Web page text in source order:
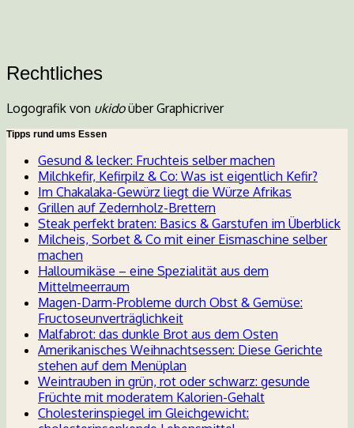
Rechtliches
Logografik von ukidoüber Graphicriver
Tipps rund ums Essen
Gesund & lecker: Fruchteis selber machen
Milchkefir, Kefirpilz & Co: Was ist eigentlich Kefir?
Im Chakalaka-Gewürz liegt die Würze Afrikas
Grillen auf Zedernholz-Brettern
Steak perfekt braten: Basics & Garstufen im Überblick
Milcheis, Sorbet & Co mit einer Eismaschine selber
machen
Halloumikäse – eine Spezialität aus dem
Mittelmeerraum
Magen-Darm-Probleme durch Obst & Gemüse:
Fructoseunverträglichkeit
Malfabrot: das dunkle Brot aus dem Osten
Amerikanisches Weihnachtsessen: Diese Gerichte
stehen auf dem Menüplan
Weintrauben in grün, rot oder schwarz: gesunde
Früchte mit moderatem Kalorien-Gehalt
Cholesterinspiegel im Gleichgewicht: